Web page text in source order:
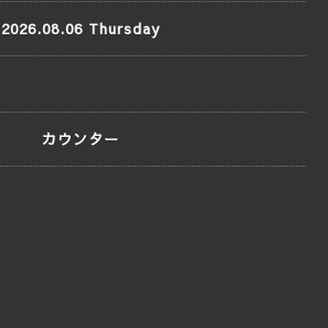
2026.08.06 Thursday
カウンター